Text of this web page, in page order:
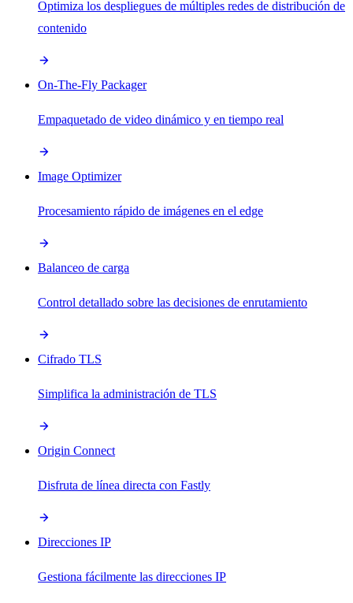
Optimiza los despliegues de múltiples redes de distribución de
contenido
On-The-Fly Packager
Empaquetado de video dinámico y en tiempo real
Image Optimizer
Procesamiento rápido de imágenes en el edge
Balanceo de carga
Control detallado sobre las decisiones de enrutamiento
Cifrado TLS
Simplifica la administración de TLS
Origin Connect
Disfruta de línea directa con Fastly
Direcciones IP
Gestiona fácilmente las direcciones IP